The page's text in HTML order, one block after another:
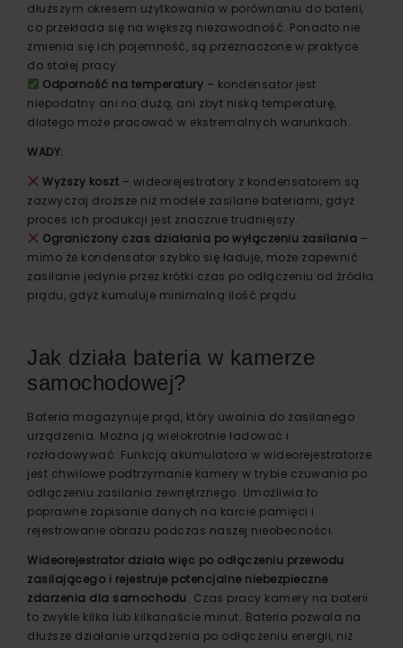
dłuższym okresem użytkowania w porównaniu do baterii,
co przekłada się na większą niezawodność. Ponadto nie
zmienia się ich pojemność, są przeznaczone w praktyce
do stałej pracy.
Odporność na temperatury – kondensator jest
niepodatny ani na dużą, ani zbyt niską temperaturę,
dlatego może pracować w ekstremalnych warunkach.
WADY:
Wyższy koszt – wideorejestratory z kondensatorem są
zazwyczaj droższe niż modele zasilane bateriami, gdyż
proces ich produkcji jest znacznie trudniejszy.
Ograniczony czas działania po wyłączeniu zasilania –
mimo że kondensator szybko się ładuje, może zapewnić
zasilanie jedynie przez krótki czas po odłączeniu od źródła
prądu, gdyż kumuluje minimalną ilość prądu.
Jak działa bateria w kamerze
samochodowej?
Bateria magazynuje prąd, który uwalnia do zasilanego
urządzenia. Można ją wielokrotnie ładować i
rozładowywać. Funkcją akumulatora w wideorejestratorze
jest chwilowe podtrzymanie kamery w trybie czuwania po
odłączeniu zasilania zewnętrznego. Umożliwia to
poprawne zapisanie danych na karcie pamięci i
rejestrowanie obrazu podczas naszej nieobecności.
Wideorejestrator działa więc po odłączeniu przewodu
zasilającego i rejestruje potencjalne niebezpieczne
zdarzenia dla samochodu. Czas pracy kamery na baterii
to zwykle kilka lub kilkanaście minut. Bateria pozwala na
dłuższe działanie urządzenia po odłączeniu energii, niż